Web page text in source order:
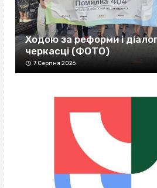
Ходою за реформи і
черкасці (ФОТО)
7 Серпня 2026